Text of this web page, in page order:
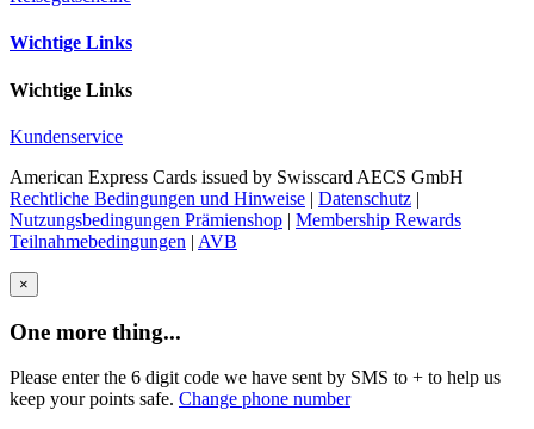
Wichtige Links
Wichtige Links
Kundenservice
American Express Cards issued by Swisscard AECS GmbH
Rechtliche Bedingungen und Hinweise | Datenschutz |
Nutzungsbedingungen Prämienshop | Membership Rewards
Teilnahmebedingungen | AVB
×
One more thing...
Please enter the 6 digit code we have sent by SMS to + to help us
keep your points safe. Change phone number